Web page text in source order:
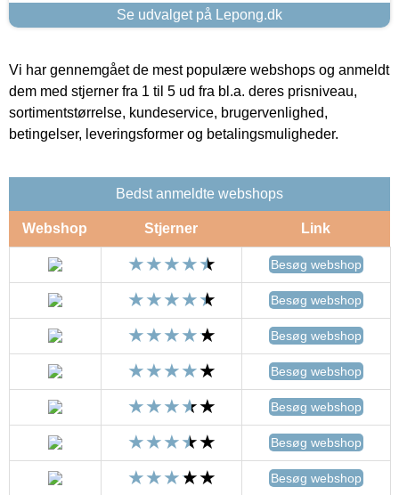
Se udvalget på Lepong.dk
Vi har gennemgået de mest populære webshops og anmeldt
dem med stjerner fra 1 til 5 ud fra bl.a. deres prisniveau,
sortimentstørrelse, kundeservice, brugervenlighed,
betingelser, leveringsformer og betalingsmuligheder.
Bedst anmeldte webshops
Webshop Stjerner Link
Besøg webshop
Besøg webshop
Besøg webshop
Besøg webshop
Besøg webshop
Besøg webshop
Besøg webshop